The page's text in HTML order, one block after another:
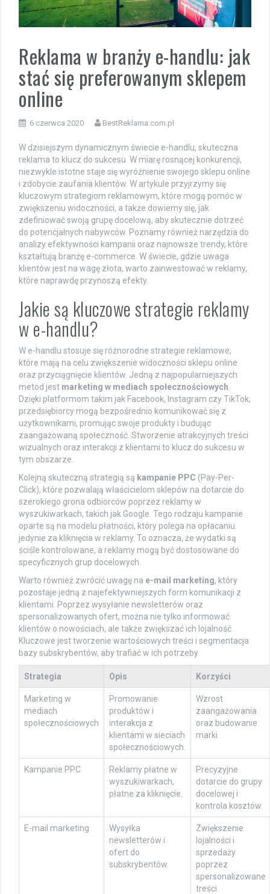
Reklama w branży e-handlu: jak
stać się preferowanym sklepem
online
6 czerwca 2020 BestReklama.com.pl
W dzisiejszym dynamicznym świecie e-handlu, skuteczna
reklama to klucz do sukcesu. W miarę rosnącej konkurencji,
niezwykle istotne staje się wyróżnienie swojego sklepu online
i zdobycie zaufania klientów. W artykule przyjrzymy się
kluczowym strategiom reklamowym, które mogą pomóc w
zwiększeniu widoczności, a także dowiemy się, jak
zdefiniować swoją grupę docelową, aby skutecznie dotrzeć
do potencjalnych nabywców. Poznamy również narzędzia do
analizy efektywności kampanii oraz najnowsze trendy, które
kształtują branżę e-commerce. W świecie, gdzie uwaga
klientów jest na wagę złota, warto zainwestować w reklamy,
które naprawdę przynoszą efekty.
Jakie są kluczowe strategie reklamy
w e-handlu?
W e-handlu stosuje się różnorodne strategie reklamowe,
które mają na celu zwiększenie widoczności sklepu online
oraz przyciągnięcie klientów. Jedną z najpopularniejszych
metod jest marketing w mediach społecznościowych
Dzięki platformom takim jak Facebook, Instagram czy TikTok,
przedsiębiorcy mogą bezpośrednio komunikować się z
użytkownikami, promując swoje produkty i budując
zaangażowaną społeczność. Stworzenie atrakcyjnych treści
wizualnych oraz interakcji z klientami to klucz do sukcesu w
tym obszarze.
Kolejną skuteczną strategią są kampanie PPC (Pay-Per-
Click), które pozwalają właścicielom sklepów na dotarcie do
szerokiego grona odbiorców poprzez reklamy w
wyszukiwarkach, takich jak Google. Tego rodzaju kampanie
oparte są na modelu płatności, który polega na opłacaniu
jedynie za kliknięcia w reklamy. To oznacza, że wydatki są
ściśle kontrolowane, a reklamy mogą być dostosowane do
specyficznych grup docelowych.
Warto również zwrócić uwagę na e-mail marketing, który
pozostaje jedną z najefektywniejszych form komunikacji z
klientami. Poprzez wysyłanie newsletterów oraz
spersonalizowanych ofert, można nie tylko informować
klientów o nowościach, ale także zwiększać ich lojalność.
Kluczowe jest tworzenie wartościowych treści i segmentacja
bazy subskrybentów, aby trafiać w ich potrzeby.
Strategia Opis Korzyści
Marketing w
mediach
społecznościowych
Promowanie
produktów i
interakcja z
klientami w sieciach
społecznościowych.
Wzrost
zaangażowania
oraz budowanie
marki.
Kampanie PPC
Reklamy płatne w
wyszukiwarkach,
płatne za kliknięcie.
Precyzyjne
dotarcie do grupy
docelowej i
kontrola kosztów.
E-mail marketing
Wysyłka
newsletterów i
ofert do
subskrybentów.
Zwiększenie
lojalności i
sprzedaży
poprzez
spersonalizowane
treści.